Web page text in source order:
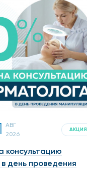
АВГ
2026
АКЦИЯ
консультацию
день проведения